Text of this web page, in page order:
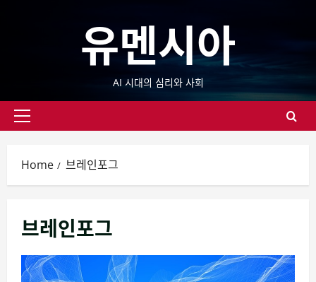
유멘시아
AI 시대의 심리와 사회
Primary
Home 브레인포그
브레인포그